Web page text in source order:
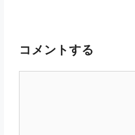
コメントする